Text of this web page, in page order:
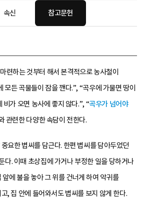
속신 참고문헌
련하는 것부터 해서 본격적으로 농사철이
모든 곡물들이 잠을 깬다.”, “곡우에 가물면 땅이
비가 오면 농사에 좋지 않다.”, “곡우가 넘어야
관련한 다양한 속담이 전한다.
요한 볍씨를 담근다. 한편 볍씨를 담아두었던
다. 이때 초상집에 가거나 부정한 일을 당하거나
앞에 불을 놓아 그 위를 건너게 하여 악귀를
, 집 안에 들어와서도 볍씨를 보지 않게 한다.